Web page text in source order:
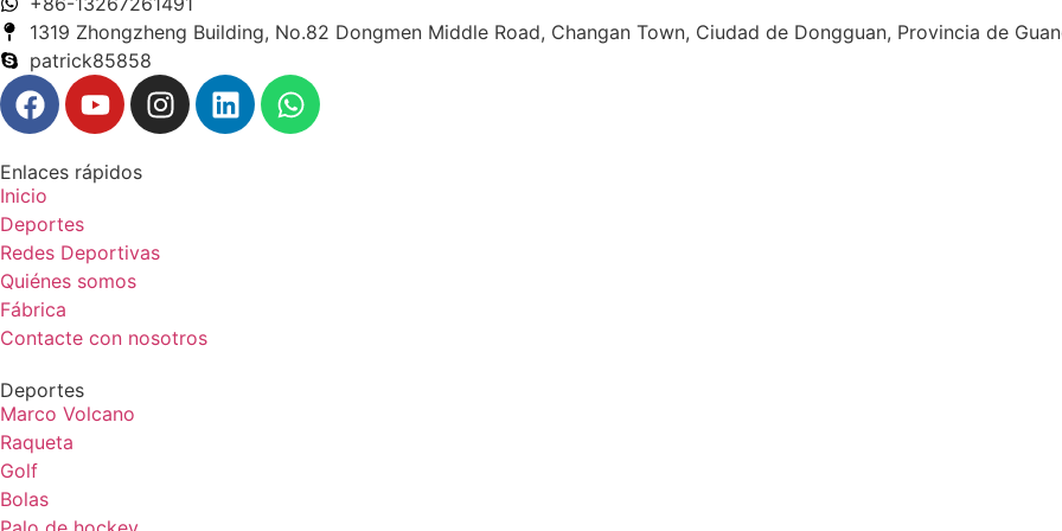
1319 Zhongzheng Building, No.82 Dongmen Middle Road, Changan Town, Ciudad de Dongguan, Provincia de
patrick85858
Enlaces rápidos
Inicio
Deportes
Redes Deportivas
Quiénes somos
Fábrica
Contacte con nosotros
Deportes
Marco Volcano
Raqueta
Golf
Bolas